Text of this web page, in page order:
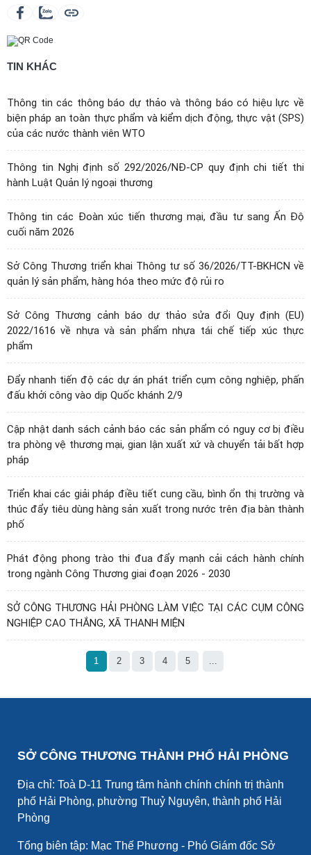
TIN KHÁC
Thông tin các thông báo dự thảo và thông báo có hiệu lực về
biện pháp an toàn thực phẩm và kiểm dịch động, thực vật (SPS)
của các nước thành viên WTO
Thông tin Nghị định số 292/2026/NĐ-CP quy định chi tiết thi
hành Luật Quản lý ngoại thương
Thông tin các Đoàn xúc tiến thương mại, đầu tư sang Ấn Độ
cuối năm 2026
Sở Công Thương triển khai Thông tư số 36/2026/TT-BKHCN về
quản lý sản phẩm, hàng hóa theo mức độ rủi ro
Sở Công Thương cảnh báo dự thảo sửa đổi Quy định (EU)
2022/1616 về nhựa và sản phẩm nhựa tái chế tiếp xúc thực
phẩm
Đẩy nhanh tiến độ các dự án phát triển cụm công nghiệp, phấn
đấu khởi công vào dịp Quốc khánh 2/9
Cập nhật danh sách cảnh báo các sản phẩm có nguy cơ bị điều
tra phòng vệ thương mại, gian lận xuất xứ và chuyển tải bất hợp
pháp
Triển khai các giải pháp điều tiết cung cầu, bình ổn thị trường và
thúc đẩy tiêu dùng hàng sản xuất trong nước trên địa bàn thành
phố
Phát động phong trào thi đua đẩy mạnh cải cách hành chính
trong ngành Công Thương giai đoạn 2026 - 2030
SỞ CÔNG THƯƠNG HẢI PHÒNG LÀM VIỆC TẠI CÁC CỤM CÔNG
NGHIỆP CAO THẮNG, XÃ THANH MIỆN
1 2 3 4 5 ...
SỞ CÔNG THƯƠNG THÀNH PHỐ HẢI PHÒNG
Địa chỉ: Toà D-11 Trung tâm hành chính chính trị thành
phố Hải Phòng, phường Thuỷ Nguyên, thành phố Hải
Phòng
Tổng biên tập: Mạc Thế Phương - Phó Giám đốc Sở